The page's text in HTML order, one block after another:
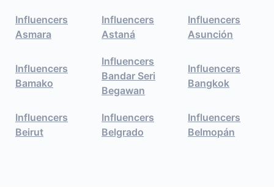
Influencers
Asmara
Influencers
Astaná
Influencers
Asunción
Influencers
Bamako
Influencers
Bandar Seri
Begawan
Influencers
Bangkok
Influencers
Beirut
Influencers
Belgrado
Influencers
Belmopán